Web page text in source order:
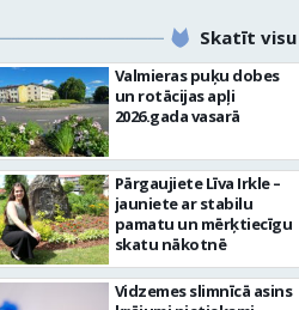
Skatīt visu
Valmieras puķu dobes
un rotācijas apļi
2026.gada vasarā
Pārgaujiete Līva Irkle –
jauniete ar stabilu
pamatu un mērķtiecīgu
skatu nākotnē
Vidzemes slimnīcā asins